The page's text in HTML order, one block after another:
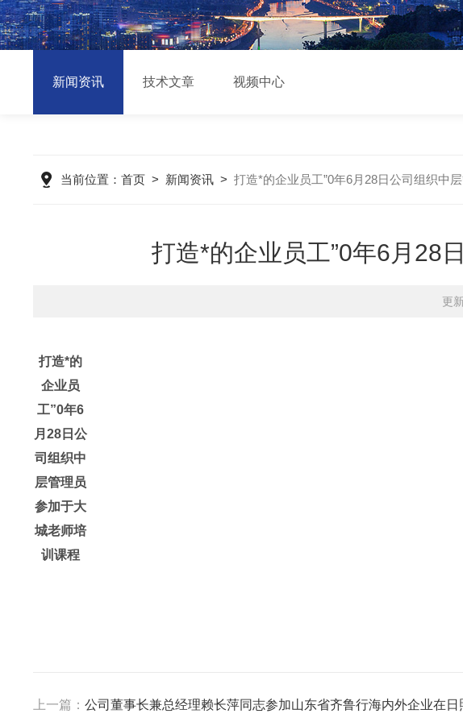
新闻资讯 技术文章 视频中心
当前位置： 首页> 新闻资讯> 打造*的企业员工”0年6月28日公司组织中
打造*的企业员工”0年6月28
更
打造*的
企业员
工”0年6
月28日公
司组织中
层管理员
参加于大
城老师培
训课程
上一篇： 公司董事长兼总经理赖长萍同志参加山东省齐鲁行海内外企业在日